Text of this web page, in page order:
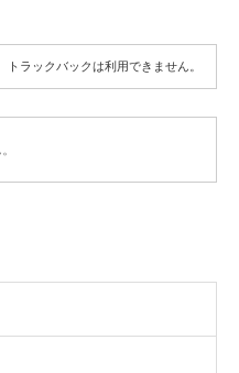
トラックバックは利用できません。